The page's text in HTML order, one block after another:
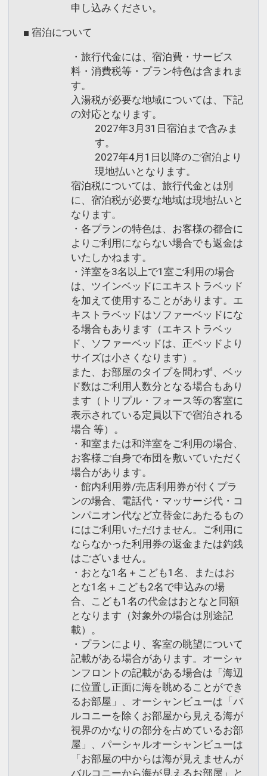
申し込みください。
■ 宿泊について
・旅行代金には、宿泊費・サービス
料・消費税等・プラン特色は含まれま
す。
入湯税が必要な地域については、下記
の対応となります。
2027年3月31日宿泊まで含みま
す。
2027年4月1日以降のご宿泊より
現地払いとなります。
宿泊税については、旅行代金とは別
に、宿泊税が必要な地域は現地払いと
なります。
・各プランの特色は、お客様の都合に
よりご利用にならない場合でも返金は
いたしかねます。
・洋室を3名以上で1室ご利用の場合
は、ツインベッドにエキストラベッド
を加えて使用することがあります。エ
キストラベッドはソファーベッドにな
る場合もあります（エキストラベッ
ド、ソファーベッドは、正ベッドより
サイズは小さくなります）。
また、お部屋のタイプを問わず、ベッ
ド数はご利用人数分となる場合もあり
ます（トリプル・フォース等の客室に
表示されている定員以下で宿泊される
場合 等）。
・和室または和洋室をご利用の場合、
お客様ご自身で布団を敷いていただく
場合があります。
・館内利用券/売店利用券が付くプラ
ンの場合、電話代・マッサージ代・コ
ンパニオン代など立替金にあたるもの
にはご利用いただけません。ご利用に
ならなかった利用券の返金または釣銭
はございません。
・おとな1名＋こども1名、またはお
とな1名＋こども2名で申込みの場
合、こども1名の代金はおとなと同額
となります（対象外の場合は別途記
載）。
・プランにより、客室の眺望について
記載がある場合があります。オーシャ
ンフロントの記載がある場合は「海辺
に位置し正面に海を眺めることができ
るお部屋」、オーシャンビューは「バ
ルコニーを除くお部屋から見える海が
視界のかなりの部分を占めているお部
屋」、パーシャルオーシャンビューは
「お部屋の中からは海が見えませんが
バルコニーから海が見えるお部屋」と